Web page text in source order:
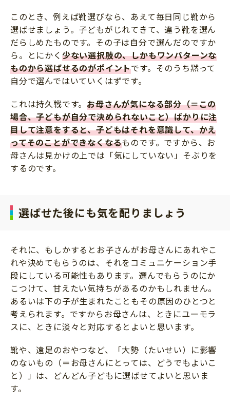
このとき、例えば靴選びなら、あえて毎日同じ靴から
選ばせましょう。子どもがじれてきて、違う靴を選ん
だらしめたものです。その子は自分で選んだのですか
ら。とにかく 少ない選択肢の、しかもワンパターンな
ものから選ばせるのがポイントです。そのうち黙って
自分で選んではいていくはずです。
これは持久戦です。お母さんが気になる部分（＝この
場合、子どもが自分で決められないこと）ばかりに注
目して注意をすると、子どもはそれを意識して、かえ
ってそのことができなくなるものです。ですから、お
母さんは見かけの上では「気にしていない」そぶりを
するのです。
選ばせた後にも気を配りましょう
それに、もしかするとお子さんがお母さんにあれやこ
れや決めてもらうのは、それをコミュニケーション手
段にしている可能性もあります。選んでもらうのにか
こつけて、甘えたい気持ちがあるのかもしれません。
あるいは下の子が生まれたこともその原因のひとつと
考えられます。ですからお母さんは、ときにユーモラ
スに、ときに淡々と対応するとよいと思います。
靴や、遠足のおやつなど、「大勢（たいせい）に影響
のないもの（＝お母さんにとっては、どうでもよいこ
と）」は、どんどん子どもに選ばせてよいと思いま
す。